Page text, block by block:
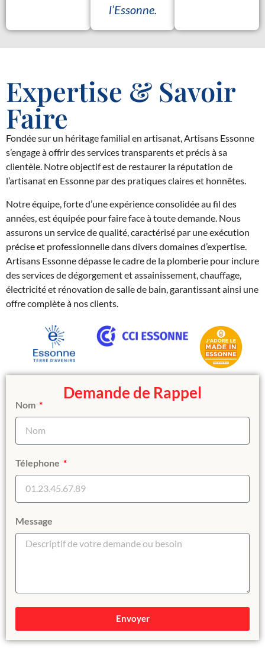
l’Essonne.
Expertise & Savoir
Faire
Fondée sur un héritage familial en artisanat, Artisans Essonne
s’engage à offrir des services transparents et précis à sa
clientèle. Notre objectif est de restaurer la réputation de
l’artisanat en Essonne par des pratiques claires et honnêtes.
Notre équipe, forte d’une expérience consolidée au fil des
années, est équipée pour faire face à toute demande. Nous
assurons un service de qualité, caractérisé par une exécution
précise et professionnelle dans divers domaines d’expertise.
Artisans Essonne dépasse le cadre de la plomberie pour inclure
des services de dégorgement et assainissement, chauffage,
électricité et rénovation de salle de bain, garantissant ainsi une
offre complète à nos clients.
Demande de Rappel
Nom
Télephone
Message
Envoyer